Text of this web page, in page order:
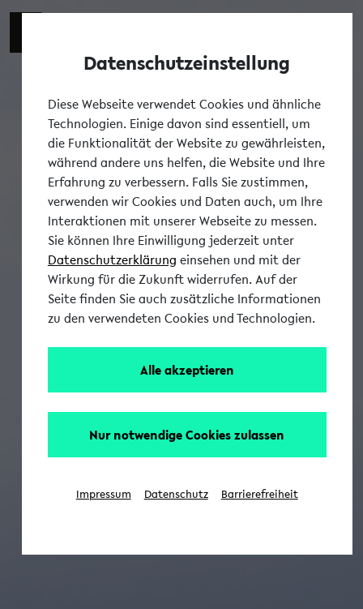
Datenschutzeinstellung
Diese Webseite verwendet Cookies und ähnliche
Technologien. Einige davon sind essentiell, um
die Funktionalität der Website zu gewährleisten,
während andere uns helfen, die Website und Ihre
Erfahrung zu verbessern. Falls Sie zustimmen,
verwenden wir Cookies und Daten auch, um Ihre
Interaktionen mit unserer Webseite zu messen.
Sie können Ihre Einwilligung jederzeit unter
Datenschutzerklärung einsehen und mit der
Wirkung für die Zukunft widerrufen. Auf der
Seite finden Sie auch zusätzliche Informationen
zu den verwendeten Cookies und Technologien.
Alle akzeptieren
Nur notwendige Cookies zulassen
Impressum Datenschutz Barrierefreiheit